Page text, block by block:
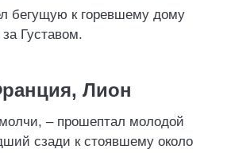
бегущую к горевшему дому
Густавом.
Лион
– прошептал молодой
сзади к стоявшему около